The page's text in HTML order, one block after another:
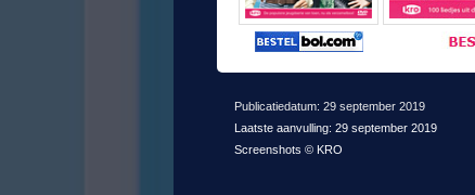
Publicatiedatum: 29 september 2019
Laatste aanvulling: 29 september 2019
Screenshots © KRO